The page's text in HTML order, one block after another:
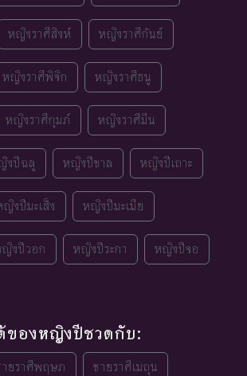
หญิงราศีสิงห์ หญิงราศีกันย์
หญิงราศีพิจิก หญิงราศีธนู
หญิงราศีกุมภ์ หญิงราศีมีน
งปีฉลู หญิงปีขาล หญิงปีเถาะ
งปีมะเส็ง หญิงปีมะเมีย
งปีวอก หญิงปีระกา หญิงปีจอ
ของหญิงปีชวดกับ:
ยราศีพฤษภ ชายราศีเมถุน